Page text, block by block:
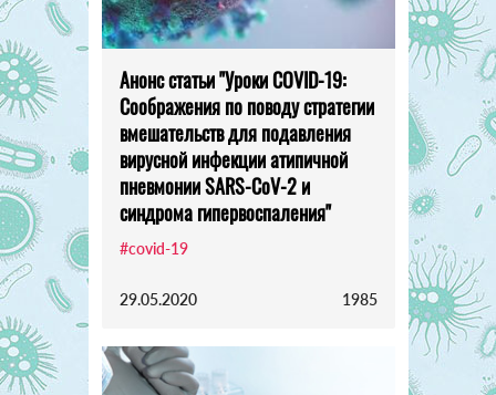
Анонс статьи "Уроки COVID-19:
Соображения по поводу стратегии
вмешательств для подавления
вирусной инфекции атипичной
пневмонии SARS-CoV-2 и
синдрома гипервоспаления"
#covid-19
29.05.2020 1985